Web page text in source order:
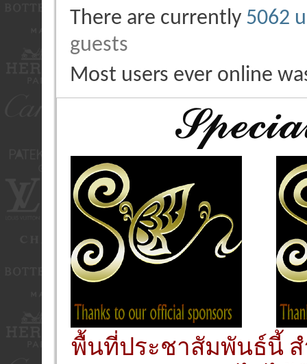
There are currently 5062
guests
Most users ever online
พื้นที่ประชาสัมพันธ์นี้